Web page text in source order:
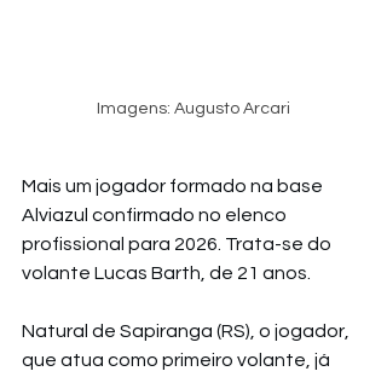
Imagens: Augusto Arcari
Mais um jogador formado na base
Alviazul confirmado no elenco
profissional para 2026. Trata-se do
volante Lucas Barth, de 21 anos.
Natural de Sapiranga (RS), o jogador,
que atua como primeiro volante, já